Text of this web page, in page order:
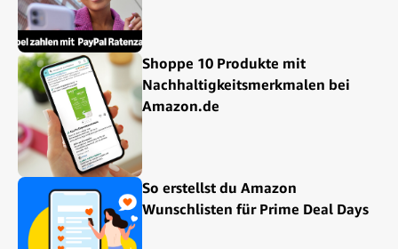
Shoppe 10 Produkte mit
Nachhaltigkeitsmerkmalen bei
Amazon.de
So erstellst du Amazon
Wunschlisten für Prime Deal Days